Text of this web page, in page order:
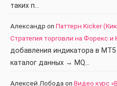
таких п…
Александр on Паттерн Kicker
Стратегия торговли на Форекс и
добавления индикатора в
каталог данных → MQ…
Алексей Лобода on Видео курс